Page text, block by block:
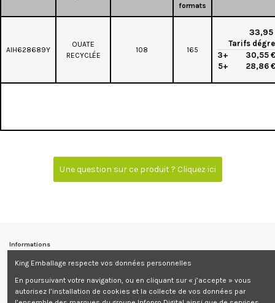
formats
AIH628689Y
OUATE
RECYCLÉE
108 165
33,95
Tarifs
3+
30,55
5+
28,86
Une question sur ce produit ? Cliquez ici
Informations
Contactez-nous
Informations
King Emballage respecte vos données personnelles
En poursuivant votre navigation, ou en cliquant sur « j’accepte » vous
autorisez l’installation de cookies et la collecte de vos données par